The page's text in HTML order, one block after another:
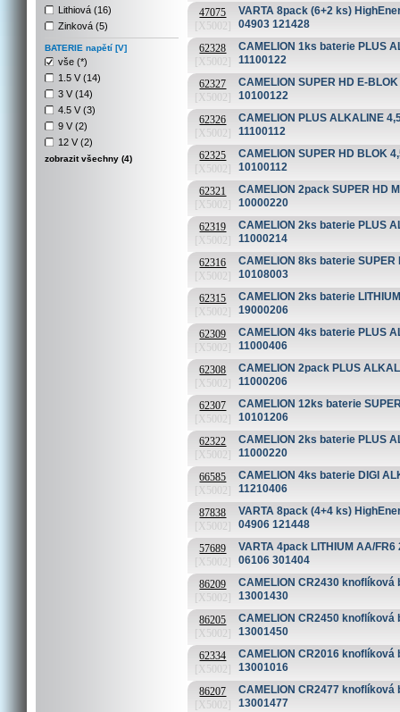
Lithiová (16)
Zinková (5)
BATERIE napětí [V]
vše (*)
1.5 V (14)
3 V (14)
4.5 V (3)
9 V (2)
12 V (2)
zobrazit všechny (4)
47075
[X5002]
VARTA 8pack (6+2 ks)
04903 121428
62328
[X5002]
CAMELION 1ks baterie PLUS
11100122
62327
[X5002]
CAMELION SUPER HD E-
10100122
62326
[X5002]
CAMELION PLUS ALKALINE
11100112
62325
[X5002]
CAMELION SUPER HD BLOK
10100112
62321
[X5002]
CAMELION 2pack SUPER HD
10000220
62319
[X5002]
CAMELION 2ks baterie PLUS
11000214
62316
[X5002]
CAMELION 8ks baterie
10108003
62315
[X5002]
CAMELION 2ks baterie
19000206
62309
[X5002]
CAMELION 4ks baterie PLUS
11000406
62308
[X5002]
CAMELION 2pack PLUS
11000206
62307
[X5002]
CAMELION 12ks baterie
10101206
62322
[X5002]
CAMELION 2ks baterie PLUS
11000220
66585
[X5002]
CAMELION 4ks baterie DIGI
11210406
87838
[X5002]
VARTA 8pack (4+4 ks)
04906 121448
57689
[X5002]
VARTA 4pack LITHIUM AA/
06106 301404
86209
[X5002]
CAMELION CR2430 knoflíková
13001430
86205
[X5002]
CAMELION CR2450 knoflíková
13001450
62334
[X5002]
CAMELION CR2016 knoflíková
13001016
86207
[X5002]
CAMELION CR2477 knoflíková
13001477